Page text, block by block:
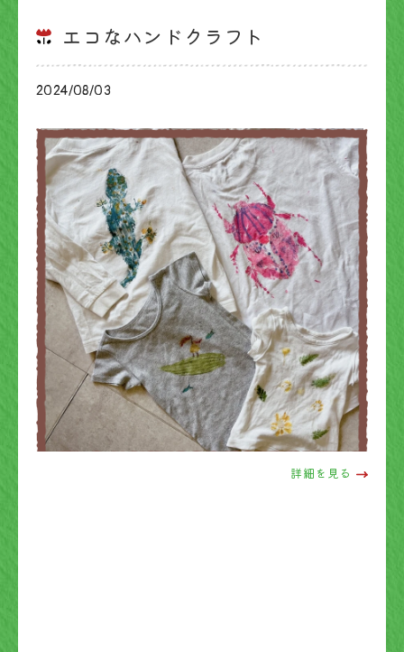
エコなハンドクラフト
2024/08/03
詳細を見る